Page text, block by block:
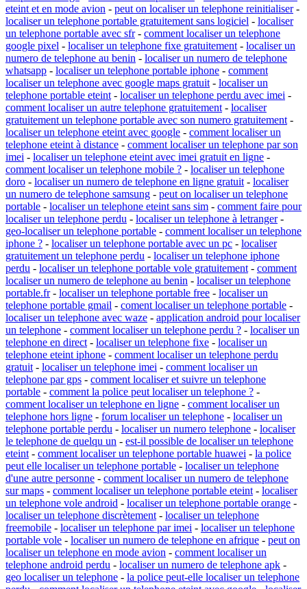
eteint et en mode avion - peut on localiser un telephone reinitialiser-
localiser un telephone portable gratuitement sans logiciel - localiser
un telephone portable avec sfr- comment localiser un telephone
google pixel - localiser un telephone fixe gratuitement - localiser un
numero de telephone au benin - localiser un numero de telephone
whatsapp - localiser un telephone portable iphone - comment
localiser un telephone avec google maps gratuit - localiser un
telephone portable eteint - localiser un telephone perdu avec imei -
comment localiser un autre telephone gratuitement - localiser
gratuitement un telephone portable avec son numero gratuitement -
localiser un telephone eteint avec google - comment localiser un
telephone eteint à distance - comment localiser un telephone par son
imei - localiser un telephone eteint avec imei gratuit en ligne -
comment localiser un telephone mobile ? - localiser un telephone
doro - localiser un numero de telephone en ligne gratuit - localiser
un numero de telephone samsung - peut on localiser un telephone
portable - localiser un telephone eteint sans sim - comment faire pour
localiser un telephone perdu - localiser un telephone à letranger-
geo-localiser un telephone portable - comment localiser un telephone
iphone ? - localiser un telephone portable avec un pc - localiser
gratuitement un telephone perdu - localiser un telephone iphone
perdu - localiser un telephone portable vole gratuitement - comment
localiser un numero de telephone au benin - localiser un telephone
portable.fr- localiser un telephone portable free - localiser un
telephone portable gmail - coment localiser un telephone portable -
localiser un telephone avec waze - application android pour localiser
un telephone - comment localiser un telephone perdu ? - localiser un
telephone en direct - localiser un telephone fixe - localiser un
telephone eteint iphone - comment localiser un telephone perdu
gratuit - localiser un telephone imei - comment localiser un
telephone par gps - comment localiser et suivre un telephone
portable - comment la police peut localiser un telephone ? -
comment localiser un telephone en ligne - comment localiser un
telephone hors ligne - forum localiser un telephone - localiser un
telephone portable perdu - localiser un numero telephone - localiser
le telephone de quelqu un - est-il possible de localiser un telephone
eteint - comment localiser un telephone portable huawei - la police
peut elle localiser un telephone portable - localiser un telephone
d'une autre personne - comment localiser un numero de telephone
sur maps - comment localiser un telephone portable eteint - localiser
un telephone vole android - localiser un telephone portable orange -
localiser un telephone discrètement - localiser un telephone
freemobile - localiser un telephone par imei - localiser un telephone
portable vole - localiser un numero de telephone en afrique - peut on
localiser un telephone en mode avion - comment localiser un
telephone android perdu - localiser un numero de telephone apk -
geo localiser un telephone - la police peut-elle localiser un telephone